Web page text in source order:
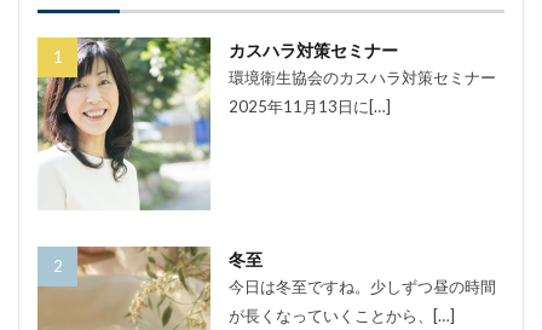
カスハラ対策セミナー
環境衛生協会のカスハラ対策セミナー
2025年11月13日に[…]
冬至
今日は冬至ですね。少しずつ昼の時間
が長くなっていくことから、[…]